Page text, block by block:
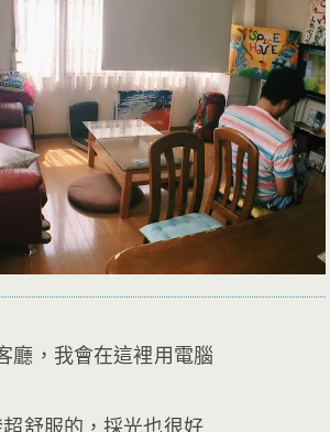
廳，我會在這裡用電腦
舒服的，採光也很好